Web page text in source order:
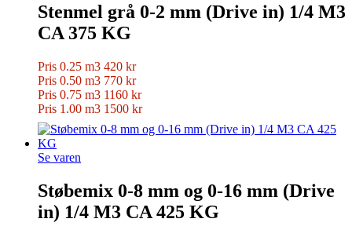
Stenmel grå 0-2 mm (Drive in) 1/4 M3
CA 375 KG
Pris 0.25 m3 420 kr
Pris 0.50 m3 770 kr
Pris 0.75 m3 1160 kr
Pris 1.00 m3 1500 kr
Se varen
Støbemix 0-8 mm og 0-16 mm (Drive
in) 1/4 M3 CA 425 KG